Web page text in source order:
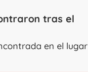
tras el
en el lugar